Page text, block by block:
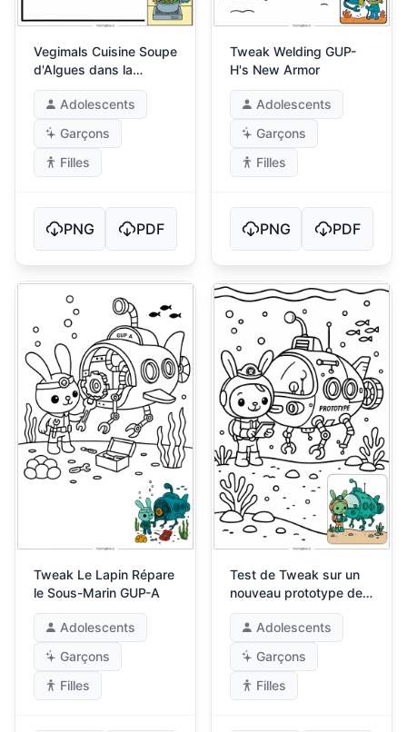
Vegimals Cuisine Soupe
d'Algues dans la
Cuisine
Adolescents
Garçons
Filles
PNG PDF
Tweak Welding GUP-
H's New Armor
Adolescents
Garçons
Filles
PNG PDF
Tweak Le Lapin Répare
le Sous-Marin GUP-A
Adolescents
Garçons
Filles
Test de Tweak sur un
nouveau prototype de
sous-marin
Adolescents
Garçons
Filles